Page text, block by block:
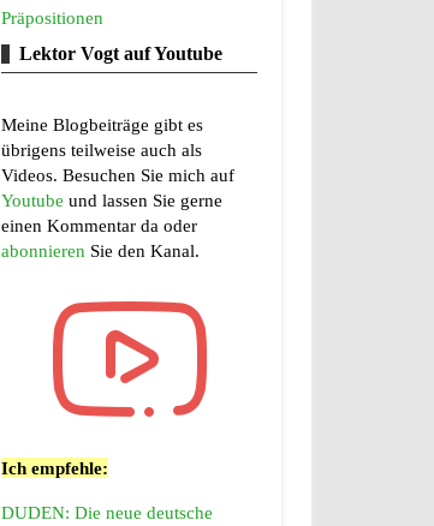
Präpositionen
Lektor Vogt auf Youtube
Meine Blogbeiträge gibt es
übrigens teilweise auch als
Videos. Besuchen Sie mich auf
Youtube und lassen Sie gerne
einen Kommentar da oder
abonnieren Sie den Kanal.
Ich empfehle:
DUDEN: Die neue deutsche